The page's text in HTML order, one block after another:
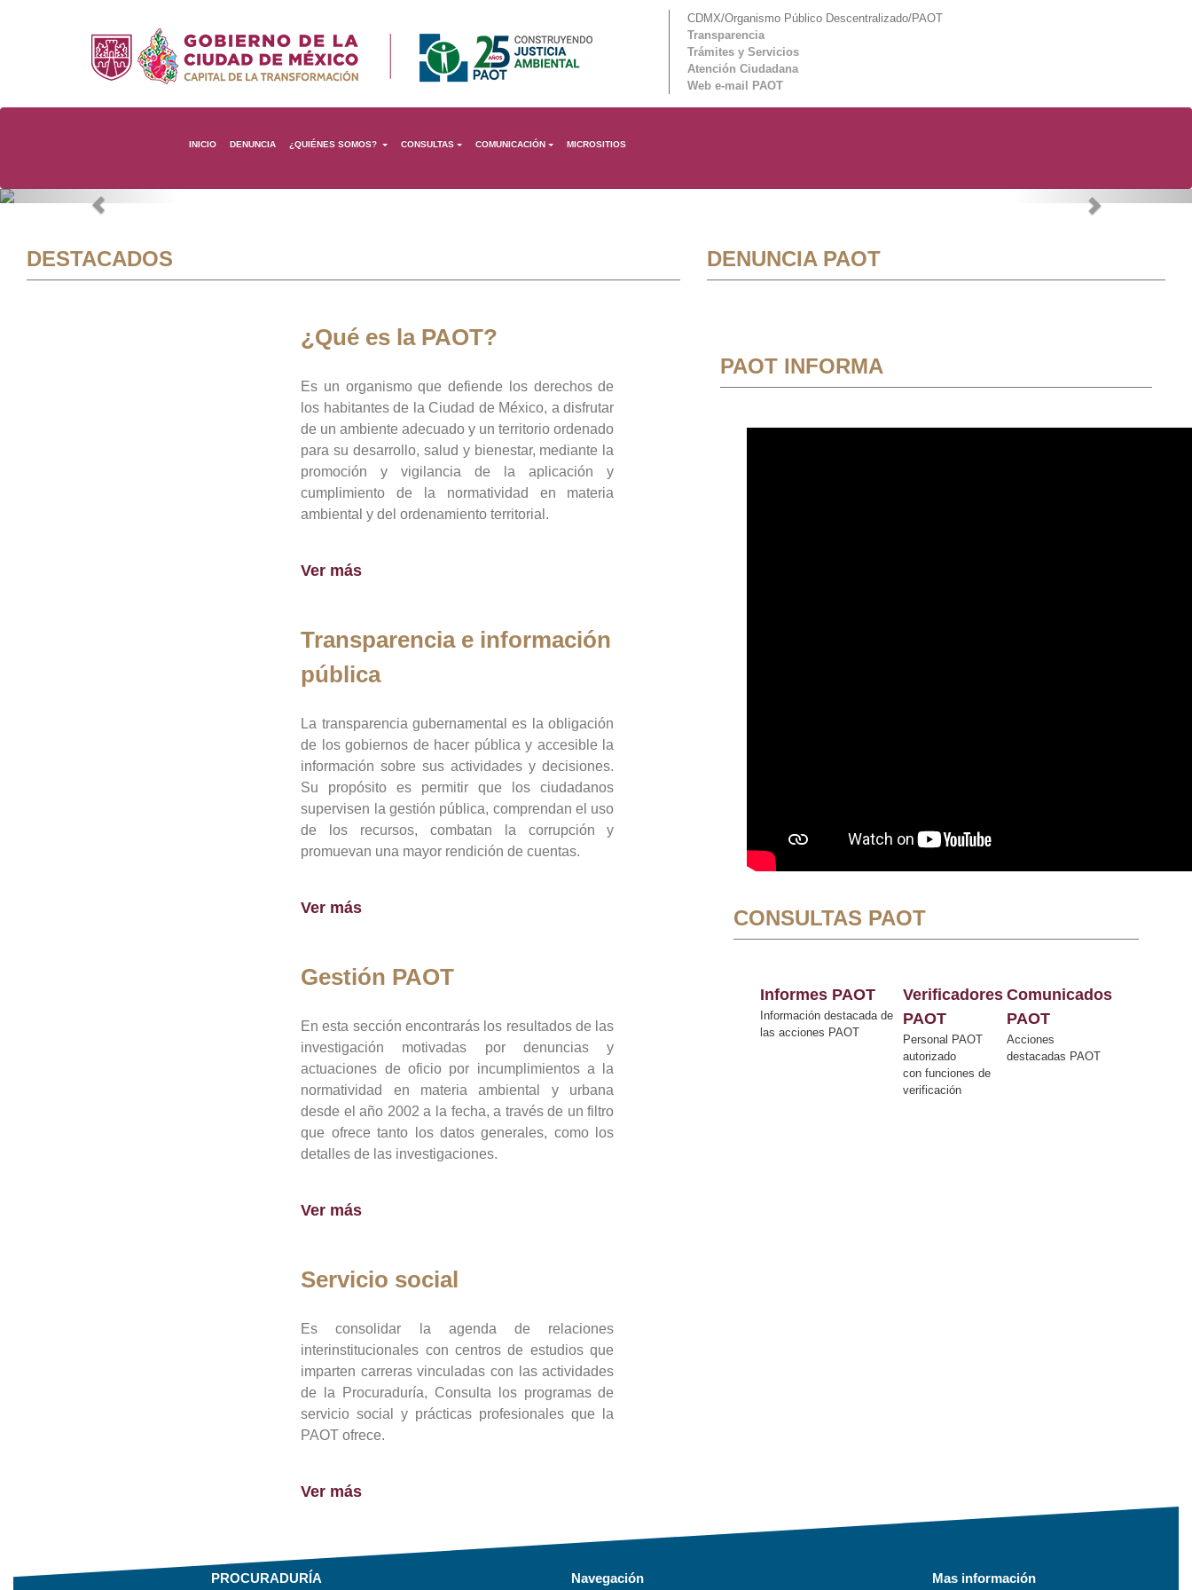
CDMX/Organismo Público Descentralizado/PAOT
Transparencia
Trámites y Servicios
Atención Ciudadana
Web e-mail PAOT
INICIO DENUNCIA ¿QUIÉNES SOMOS? CONSULTAS COMUNICACIÓN MICROSITIOS
Previous Next
DESTACADOS
¿Qué es la PAOT?
Es un organismo que defiende los derechos de
los habitantes de la Ciudad de México, a disfrutar
de un ambiente adecuado y un territorio ordenado
para su desarrollo, salud y bienestar, mediante la
promoción y vigilancia de la aplicación y
cumplimiento de la normatividad en materia
ambiental y del ordenamiento territorial.
Ver más
Transparencia e información
pública
La transparencia gubernamental es la obligación
de los gobiernos de hacer pública y accesible la
información sobre sus actividades y decisiones.
Su propósito es permitir que los ciudadanos
supervisen la gestión pública, comprendan el uso
de los recursos, combatan la corrupción y
promuevan una mayor rendición de cuentas.
Ver más
Gestión PAOT
En esta sección encontrarás los resultados de las
investigación motivadas por denuncias y
actuaciones de oficio por incumplimientos a la
normatividad en materia ambiental y urbana
desde el año 2002 a la fecha, a través de un filtro
que ofrece tanto los datos generales, como los
detalles de las investigaciones.
Ver más
Servicio social
Es consolidar la agenda de relaciones
interinstitucionales con centros de estudios que
imparten carreras vinculadas con las actividades
de la Procuraduría, Consulta los programas de
servicio social y prácticas profesionales que la
PAOT ofrece.
Ver más
DENUNCIA PAOT
PAOT INFORMA
CONSULTAS PAOT
Informes PAOT
Información destacada de
las acciones PAOT
Verificadores
PAOT
Personal PAOT
autorizado
con funciones de
verificación
Comunicados
PAOT
Acciones
destacadas PAOT
PROCURADURÍA Navegación Mas información